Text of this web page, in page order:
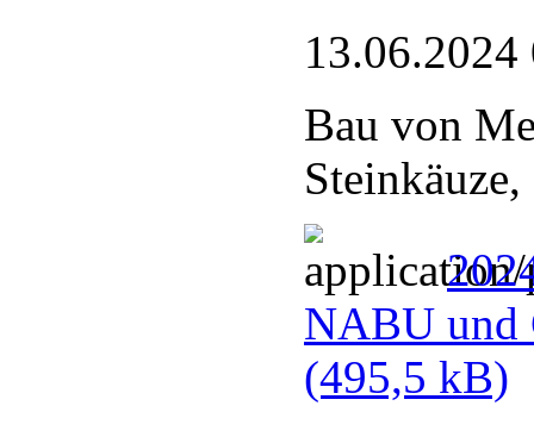
13.06.2024
Bau von
NABU und
(495,5 kB)